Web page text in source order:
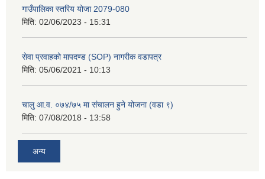
गाउँपालिका स्तरिय योजा 2079-080
मिति: 02/06/2023 - 15:31
सेवा प्रवाहको मापदण्ड (SOP) नागरीक वडापत्र
मिति: 05/06/2021 - 10:13
चालु आ.व. ०७४/७५ मा संचालन हुने योजना (वडा ९)
मिति: 07/08/2018 - 13:58
अन्य